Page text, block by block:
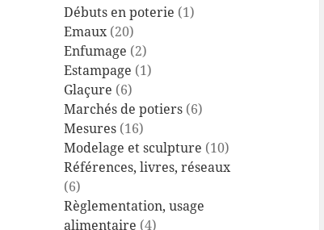
Débuts en poterie (1)
Emaux(20)
Enfumage (2)
Estampage (1)
Glaçure (6)
Marchés de potiers (6)
Mesures (16)
Modelage et sculpture (10)
Références, livres, réseaux
(6)
Règlementation, usage
alimentaire (4)